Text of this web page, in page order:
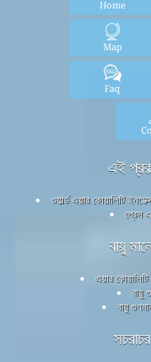
Home
Map
Faq
এই
ওয়ার্ল্ড এয়ার কোয়ালিটি
প্রেস
বায়ু
এয়ার
বায়ু
বায়ু